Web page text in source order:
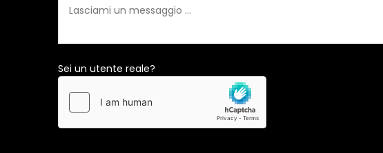
Sei un utente reale?